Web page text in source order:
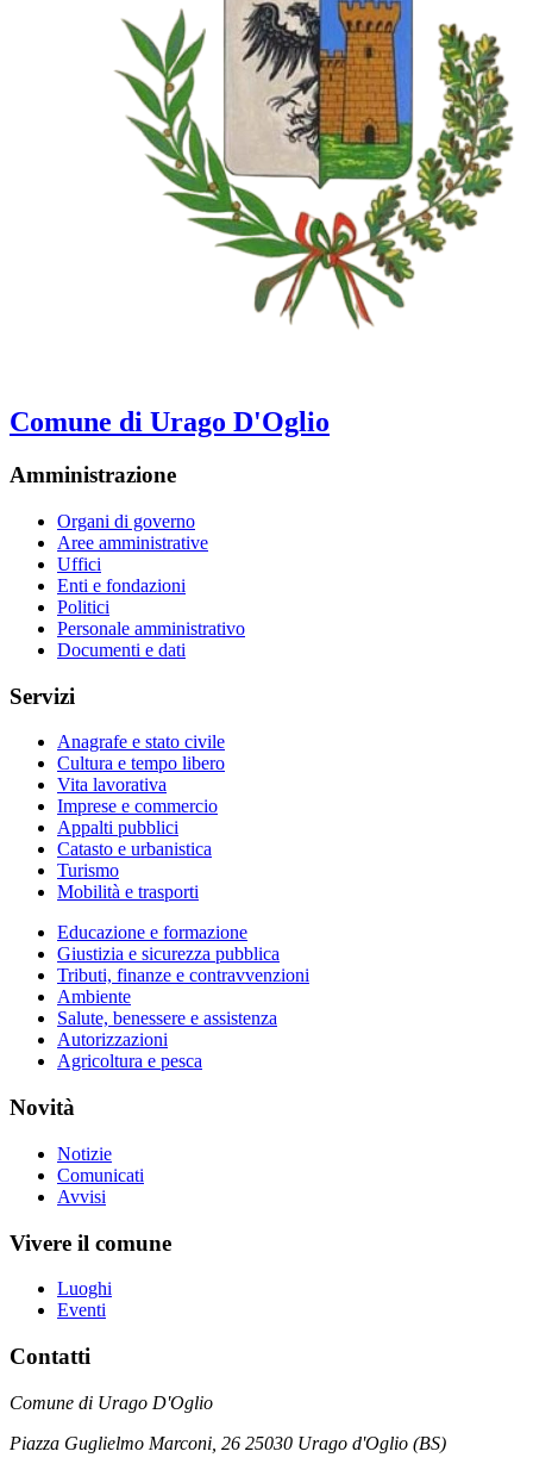
Comune di Urago D'Oglio
Amministrazione
Organi di governo
Aree amministrative
Uffici
Enti e fondazioni
Politici
Personale amministrativo
Documenti e dati
Servizi
Anagrafe e stato civile
Cultura e tempo libero
Vita lavorativa
Imprese e commercio
Appalti pubblici
Catasto e urbanistica
Turismo
Mobilità e trasporti
Educazione e formazione
Giustizia e sicurezza pubblica
Tributi, finanze e contravvenzioni
Ambiente
Salute, benessere e assistenza
Autorizzazioni
Agricoltura e pesca
Novità
Notizie
Comunicati
Avvisi
Vivere il comune
Luoghi
Eventi
Contatti
Comune di Urago D'Oglio
Piazza Guglielmo Marconi, 26 25030 Urago d'Oglio (BS)